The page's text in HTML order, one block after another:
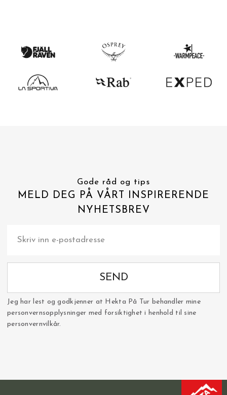
Gode råd og tips
MELD DEG PÅ VÅRT INSPIRERENDE
NYHETSBREV
SEND
Jeg har lest og godkjenner at Hekta På Tur behandler mine
personvernsopplysninger med forsiktighet i henhold til sine
personvernvilkår.